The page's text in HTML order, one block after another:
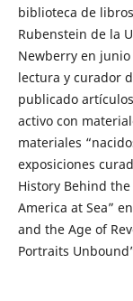
biblioteca de
Rubenstein de la
Newberry en
lectura y curador
publicado
activo con
materiales
exposiciones
History Behind
America at Sea”
and the Age of
Portraits